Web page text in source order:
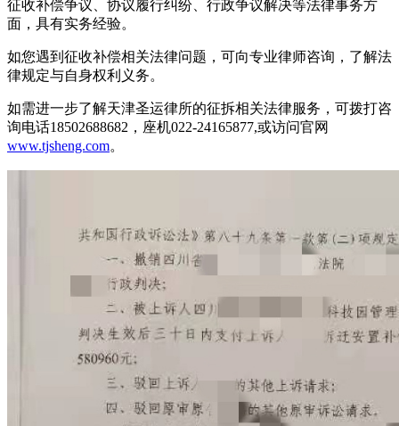
征收补偿争议、协议履行纠纷、行政争议解决等法律事务方
面，具有实务经验。
如您遇到征收补偿相关法律问题，可向专业律师咨询，了解法
律规定与自身权利义务。
如需进一步了解天津圣运律所的征拆相关法律服务，可拨打咨
询电话18502688682，座机022-24165877,或访问官网
www.tjsheng.com。